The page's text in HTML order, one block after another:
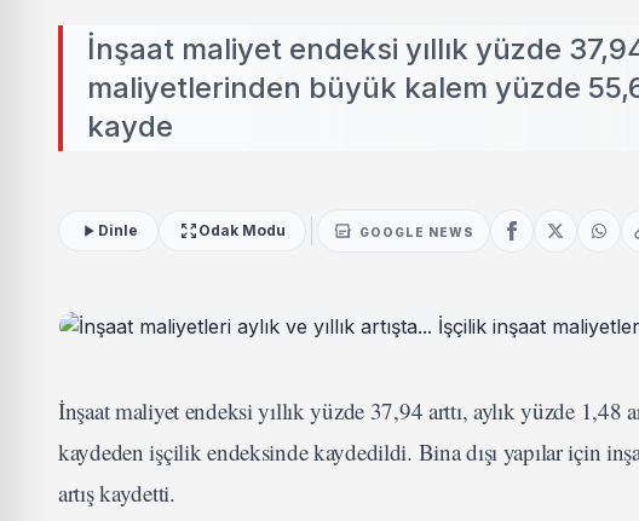
İnşaat maliyet endeksi yıllık yüzde
maliyetlerinden büyük kalem yüzde
kayde
Dinle Odak Modu GOOGLE NEWS
İnşaat maliyet endeksi yıllık yüzde 37,94 arttı, aylık yüzde
kaydeden işçilik endeksinde kaydedildi. Bina dışı yapılar için
artış kaydetti.